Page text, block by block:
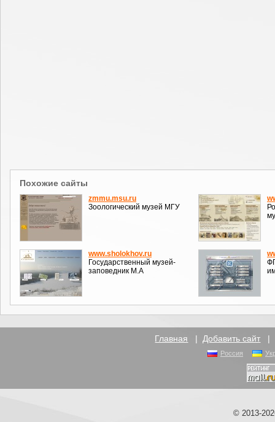
Похожие сайты
zmmu.msu.ru
Зоологический музей МГУ
www.sholokhov.ru
Государственный музей-
заповедник М.А
Главная | Добавить сайт |
Россия
© 2013-